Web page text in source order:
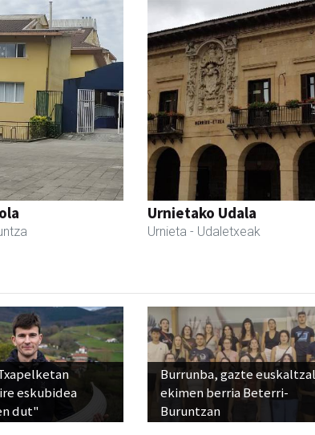
Urnietako Udala
Urnieta - Udaletxeak
eskubidea
dut"
Burrunba, gazte
ekimen berria Beterri-
Buruntzan